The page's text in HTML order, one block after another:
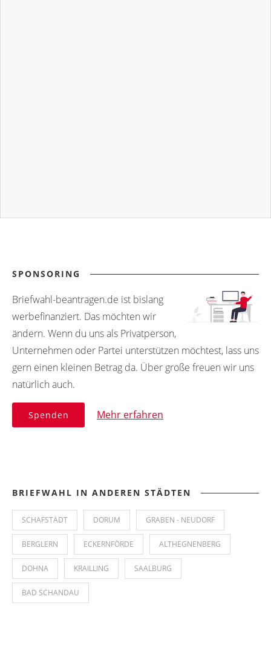
SPONSORING
Briefwahl-beantragen.de ist bislang
werbefinanziert. Das möchten wir
ändern. Wenn du uns als Privatperson,
Unternehmen oder Partei unterstützen möchtest, lass uns
gern einen kleinen Betrag da. Über große freuen wir uns
natürlich auch.
Spenden Mehr erfahren
BRIEFWAHL IN ANDEREN STÄDTEN
SCHAFSTÄDT DORUM GRABEN - NEUDORF
BERGLERN ECKERNFÖRDE ALTHEGNENBERG
DOHNA KRAILLING SAALBURG
BAD SCHANDAU